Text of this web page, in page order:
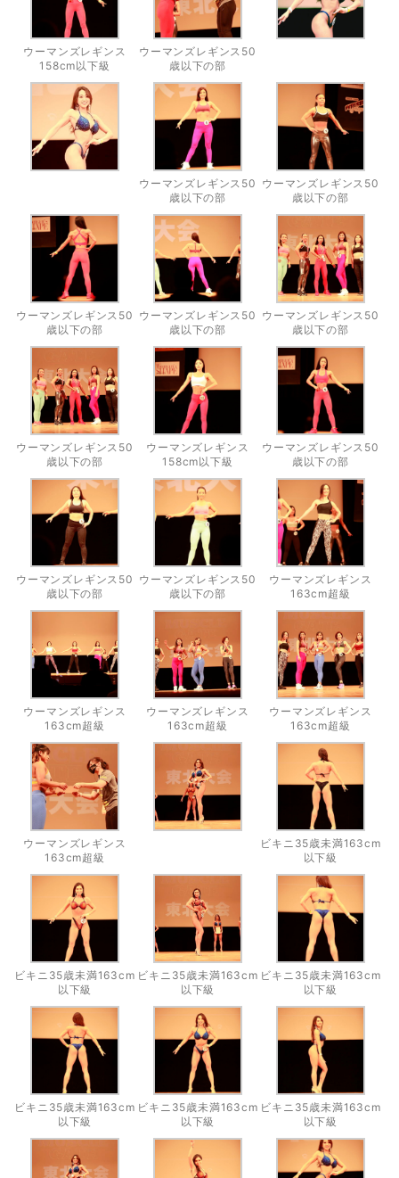
ウーマンズレギンス
158cm以下級
ウーマンズレギンス50
歳以下の部
ウーマンズレギンス50
歳以下の部
ウーマンズレギンス50
歳以下の部
ウーマンズレギンス50
歳以下の部
ウーマンズレギンス50
歳以下の部
ウーマンズレギンス50
歳以下の部
ウーマンズレギンス50
歳以下の部
ウーマンズレギンス
158cm以下級
ウーマンズレギンス50
歳以下の部
ウーマンズレギンス50
歳以下の部
ウーマンズレギンス50
歳以下の部
ウーマンズレギンス
163cm超級
ウーマンズレギンス
163cm超級
ウーマンズレギンス
163cm超級
ウーマンズレギンス
163cm超級
ウーマンズレギンス
163cm超級
ビキニ35歳未満163cm
以下級
ビキニ35歳未満163cm
以下級
ビキニ35歳未満163cm
以下級
ビキニ35歳未満163cm
以下級
ビキニ35歳未満163cm
以下級
ビキニ35歳未満163cm
以下級
ビキニ35歳未満163cm
以下級